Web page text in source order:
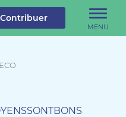
MENU
Contribuer